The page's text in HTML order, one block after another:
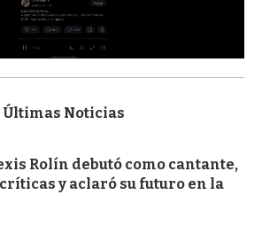
Últimas Noticias
Rolín debutó como cantante,
y aclaró su futuro en la